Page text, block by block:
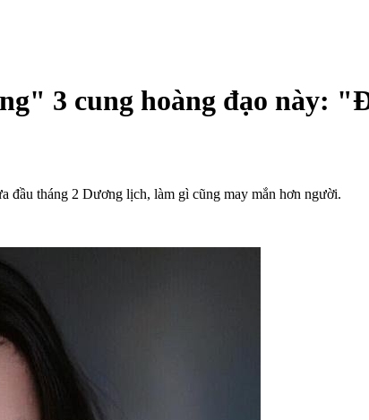
3 cung hoàng đạo này:
đầu tháng 2 Dương lịch, làm gì cũng may mắn hơn người.